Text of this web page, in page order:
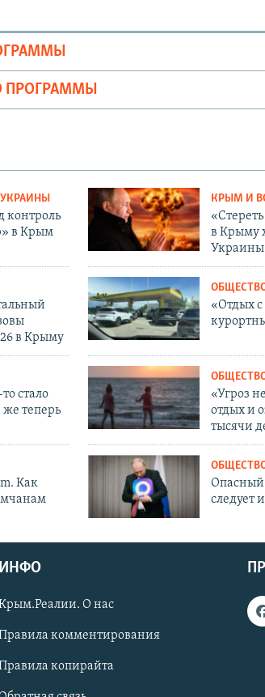
ПРОГРАММЫ
контроль
в Крым
КРЫМ И
в Крыму
Украины
в Крыму
«Отдых
стало
же теперь
«Угроз
отдых и
тысячи
Как
Опасный
следует
ИНФО
О нас
комментирования
копирайта